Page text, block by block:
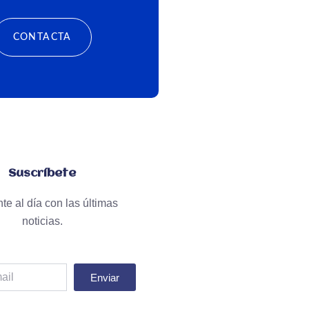
CONTACTA
Suscríbete
al día con las últimas
noticias.
Enviar